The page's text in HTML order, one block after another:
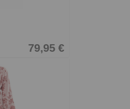
79,95 €